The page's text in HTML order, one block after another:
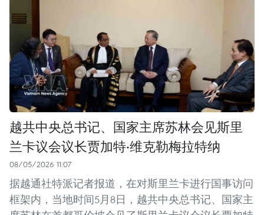
越共中央总书记、国家主席苏林会见斯里
兰卡议会议长贾加特·维克勒梅拉特纳
08/05/2026 11:07
据越通社特派记者报道，在对斯里兰卡进行国事访问
框架内，当地时间5月8日，越共中央总书记、国家主